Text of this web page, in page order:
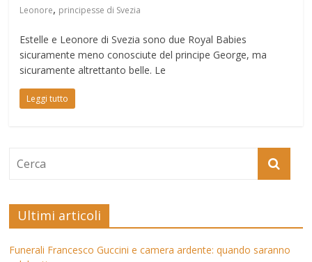
Leonore, principesse di Svezia
Estelle e Leonore di Svezia sono due Royal Babies
sicuramente meno conosciute del principe George, ma
sicuramente altrettanto belle. Le
Leggi tutto
Ultimi articoli
Funerali Francesco Guccini e camera ardente: quando saranno